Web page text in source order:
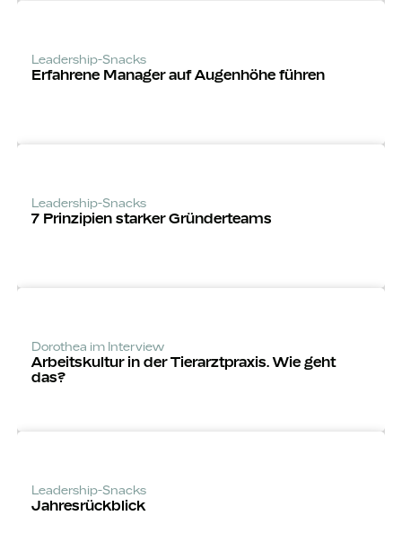
Leadership-Snacks
Erfahrene Manager auf Augenhöhe führen
Leadership-Snacks
7 Prinzipien starker Gründerteams
Dorothea im Interview
Arbeitskultur in der Tierarztpraxis. Wie geht
das?
Leadership-Snacks
Jahres­rückblick